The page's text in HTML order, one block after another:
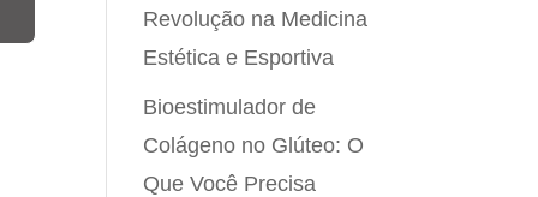
Revolução na Medicina
Estética e Esportiva
Bioestimulador de
Colágeno no Glúteo: O
Que Você Precisa